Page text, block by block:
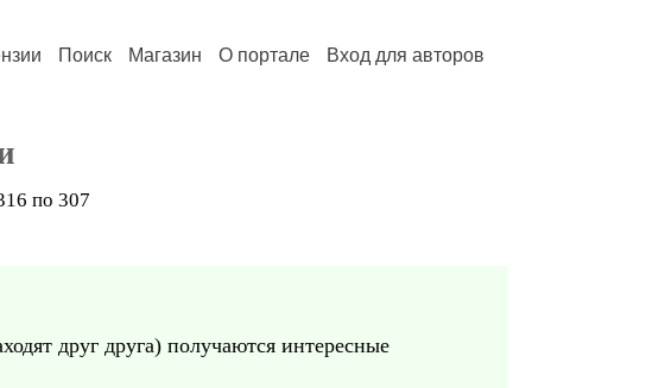
Поиск Магазин О портале Вход для авторов
по 307
друг друга) получаются интересные